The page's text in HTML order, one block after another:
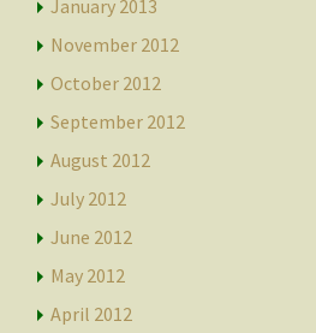
January 2013
November 2012
October 2012
September 2012
August 2012
July 2012
June 2012
May 2012
April 2012